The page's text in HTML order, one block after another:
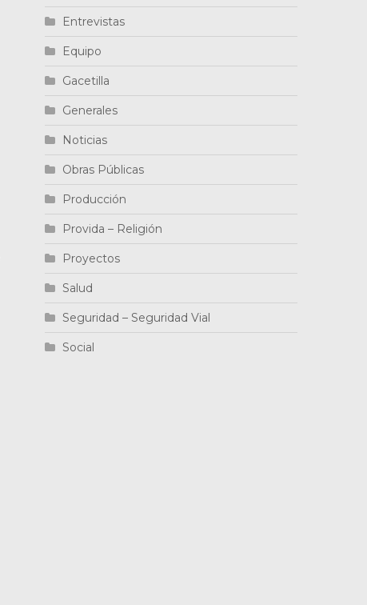
Entrevistas
Equipo
Gacetilla
Generales
Noticias
Obras Públicas
Producción
Provida – Religión
Proyectos
Salud
Seguridad – Seguridad Vial
Social